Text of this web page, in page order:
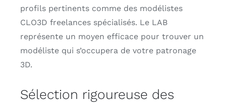
profils pertinents comme des modélistes
CLO3D freelances spécialisés. Le LAB
représente un moyen efficace pour trouver un
modéliste qui s’occupera de votre patronage
3D.
Sélection rigoureuse des